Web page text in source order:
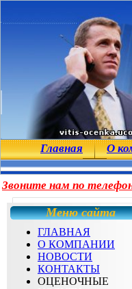
Главная О
Звоните нам по
Меню сайта
ГЛАВНАЯ
О КОМПАНИИ
НОВОСТИ
КОНТАКТЫ
ОЦЕНОЧНЫЕ